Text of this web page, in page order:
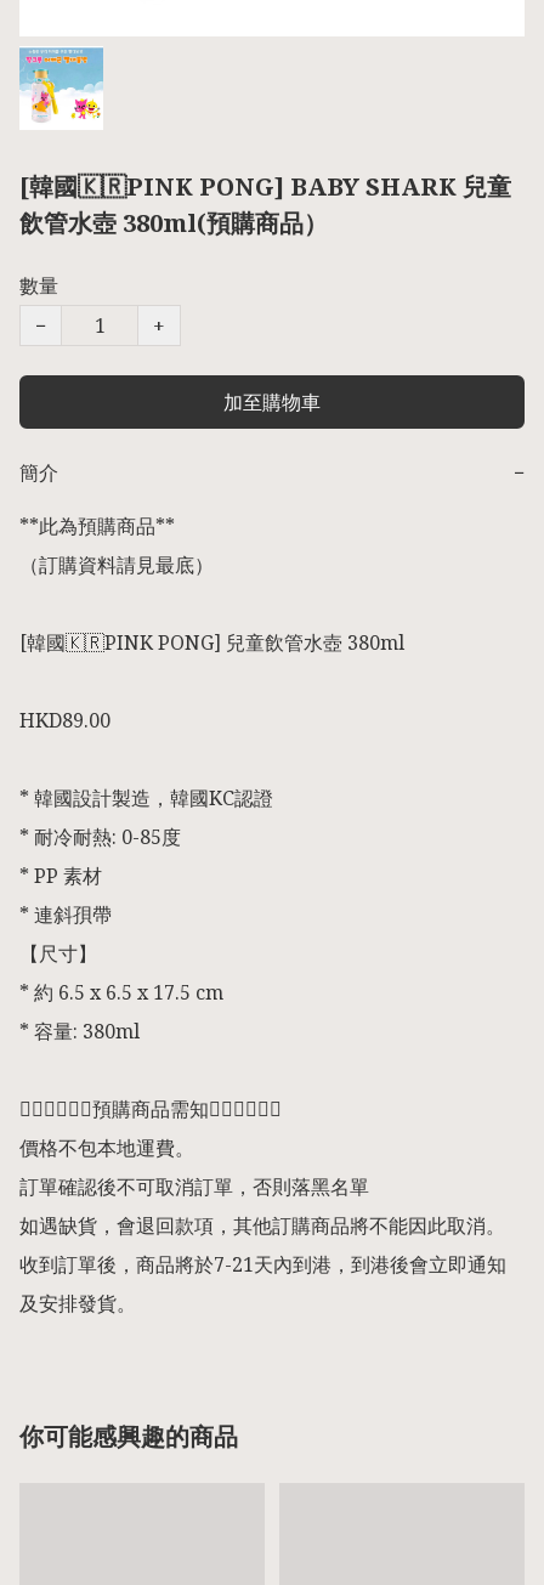
[韓國🇰🇷PINK PONG] BABY SHARK 兒童
飲管水壺 380ml(預購商品）
數量
−
+
加至購物車
簡介
−
**此為預購商品**
（訂購資料請見最底）
[韓國🇰🇷PINK PONG] 兒童飲管水壺 380ml
HKD89.00
* 韓國設計製造，韓國KC認證
* 耐冷耐熱: 0-85度
* PP 素材
* 連斜孭帶
【尺寸】
* 約 6.5 x 6.5 x 17.5 cm
* 容量: 380ml
👇🏻👇🏻👇🏻預購商品需知👇🏻👇🏻👇🏻
價格不包本地運費。
訂單確認後不可取消訂單，否則落黑名單
如遇缺貨，會退回款項，其他訂購商品將不能因此取消。
收到訂單後，商品將於7-21天內到港，到港後會立即通知
及安排發貨。
你可能感興趣的商品